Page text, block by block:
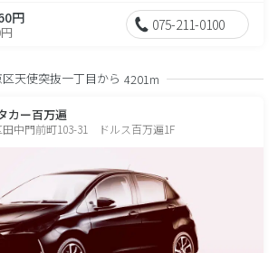
円 075-211-0100
天使突抜一丁目から 4201m
カー百万遍
中門前町103-31 ドルス百万遍1F